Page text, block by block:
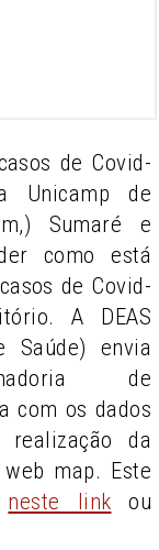
de Covid-
Unicamp de
Sumaré e
como está
de Covid-
A DEAS
Saúde) envia
de
com os dados
da
map. Este
neste link ou